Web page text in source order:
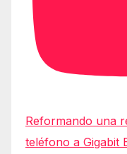
Reformando una
teléfono a Gigabit